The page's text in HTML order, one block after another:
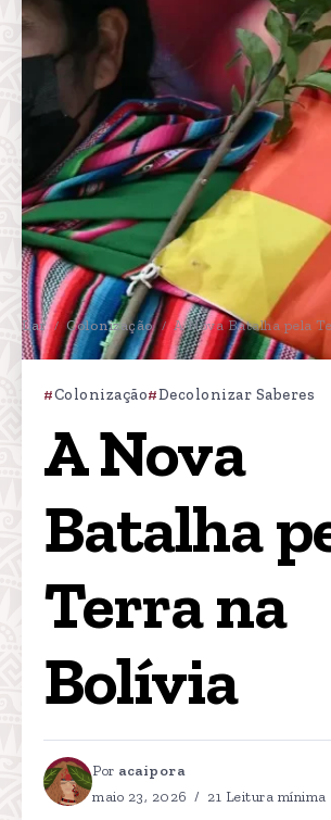
Lar / Colonização / A Nova Batalha pela
Colonização Decolonizar Saberes
A Nova
Batalha
Terra na
Bolívia
Por acaipora
maio 23, 2026
21 Leitura mínima